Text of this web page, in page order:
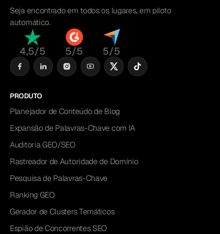
Seja encontrado em todos os lugares, em piloto
automático.
4,5/5 5/5 5/5
PRODUTO
Planejador de Conteúdo de Blog
Expansão de Palavras-Chave com IA
Auditoria GEO/SEO
Rastreador de Autoridade de Domínio
Pesquisa de Palavras-Chave
Ranking GEO
Gerador de Clusters Temáticos
Espião de Concorrentes SEO